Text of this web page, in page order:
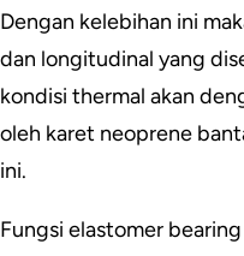
Dengan kelebihan ini
dan longitudinal yang
kondisi thermal akan
oleh karet neoprene
ini.
Fungsi elastomer